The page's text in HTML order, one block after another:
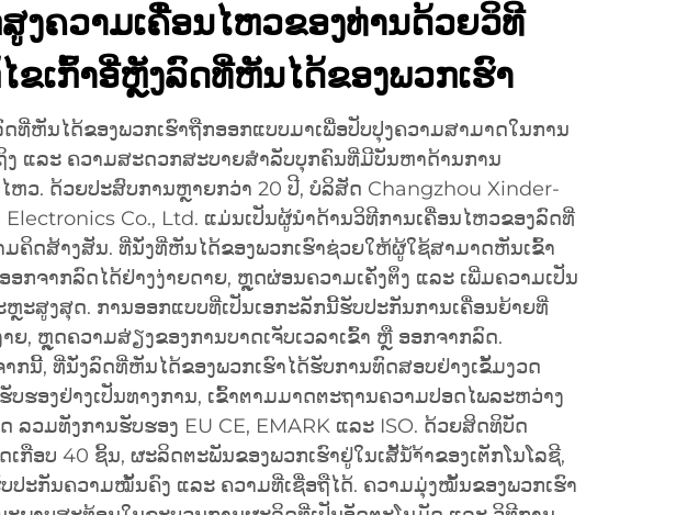
ງຄວາມເຄື່ອນໄຫວຂອງທ່ານດ້ວຍວິທີ
ຂເກົ້າອີ່ຫຼັງລົດທີ່ຫັນໄດ້ຂອງພວກເຮົາ
ທີ່ຫັນໄດ້ຂອງພວກເຮົາຖືກອອກແບບມາເພື່ອປັບປຸງຄວາມສາມາດໃນການ
ຖິງ ແລະ ຄວາມສະດວກສະບາຍສຳລັບບຸກຄົນທີ່ມີບັນຫາດ້ານການ
ໄຫວ. ດ້ວຍປະສົບການຫຼາຍກວ່າ 20 ປີ, ບໍລິສັດ Changzhou Xinder-
Electronics Co., Ltd. ແມ່ນເປັນຜູ້ນຳດ້ານວິທີການເຄື່ອນໄຫວຂອງລົດທີ່
ຄິດສ້າງສັນ. ທີ່ນັ່ງທີ່ຫັນໄດ້ຂອງພວກເຮົາຊ່ວຍໃຫ້ຜູ້ໃຊ້ສາມາດຫັນເຂົ້າ
ອກຈາກລົດໄດ້ຢ່າງງ່າຍດາຍ, ຫຼຸດຜ່ອນຄວາມເຄັ່ງຕຶງ ແລະ ເພີ່ມຄວາມເປັນ
ະສູງສຸດ. ການອອກແບບທີ່ເປັນເອກະລັກນີ້ຮັບປະກັນການເຄື່ອນຍ້າຍທີ່
ຍ, ຫຼຸດຄວາມສ່ຽງຂອງການບາດເຈັບເວລາເຂົ້າ ຫຼື ອອກຈາກລົດ.
ກນີ້, ທີ່ນັ່ງລົດທີ່ຫັນໄດ້ຂອງພວກເຮົາໄດ້ຮັບການທົດສອບຢ່າງເຂັ້ມງວດ
ບຮອງຢ່າງເປັນທາງການ, ເຂົ້າຕາມມາດຕະຖານຄວາມປອດໄພລະຫວ່າງ
ລວມທັງການຮັບຮອງ EU CE, EMARK ແລະ ISO. ດ້ວຍສິດທິບັດ
ກືອບ 40 ຊິ້ນ, ຜະລິດຕະພັນຂອງພວກເຮົາຢູ່ໃນເສັ້ນ້ຳ້າຂອງເຕັກໂນໂລຊີ,
ບປະກັນຄວາມໝັ້ນຄົງ ແລະ ຄວາມທີ່ເຊື່ອຖືໄດ້. ຄວາມມຸ່ງໝັ້ນຂອງພວກເຮົາ